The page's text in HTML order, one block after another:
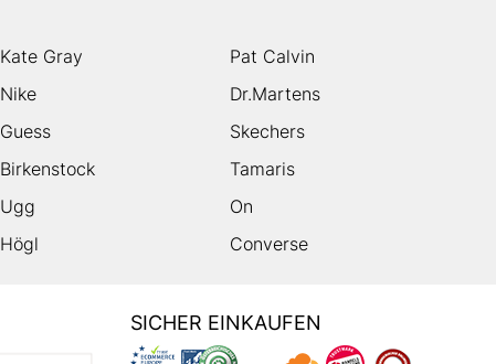
Kate Gray
Pat Calvin
Nike
Dr.Martens
Guess
Skechers
Birkenstock
Tamaris
Ugg
On
Högl Converse
SICHER EINKAUFEN